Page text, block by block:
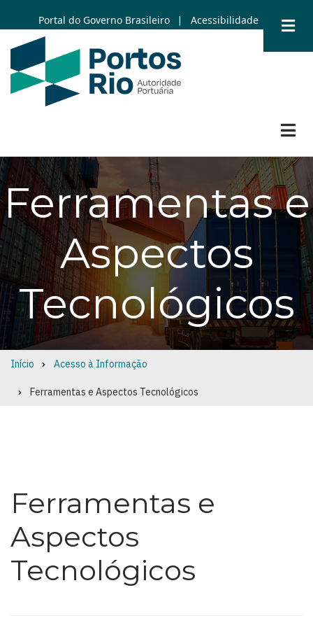
to
main
content
Portal do Governo Brasileiro | Acessibilidade
Ferramentas e
Aspectos
Tecnológicos
Breadcrumb
Início Acesso à Informação
Ferramentas e Aspectos Tecnológicos
Ferramentas e
Aspectos
Tecnológicos